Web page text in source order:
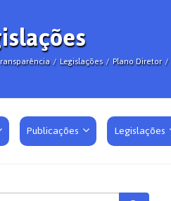
Legislações Plano Diretor
Publicações Legislações